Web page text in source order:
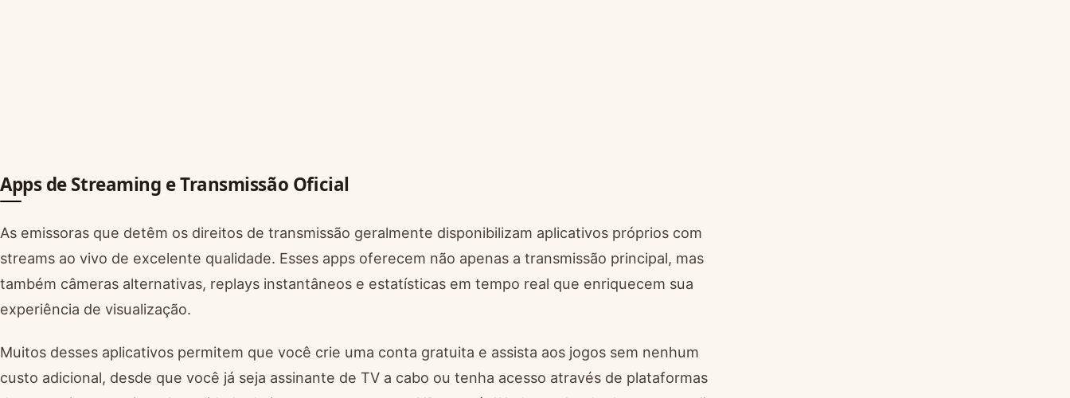
Apps de Streaming e Transmissão Oficial
As emissoras que detêm os direitos de transmissão geralmente disponibilizam aplicativos próprios com
streams ao vivo de excelente qualidade. Esses apps oferecem não apenas a transmissão principal, mas
também câmeras alternativas, replays instantâneos e estatísticas em tempo real que enriquecem sua
experiência de visualização.
Muitos desses aplicativos permitem que você crie uma conta gratuita e assista aos jogos sem nenhum
custo adicional, desde que você já seja assinante de TV a cabo ou tenha acesso através de plataformas